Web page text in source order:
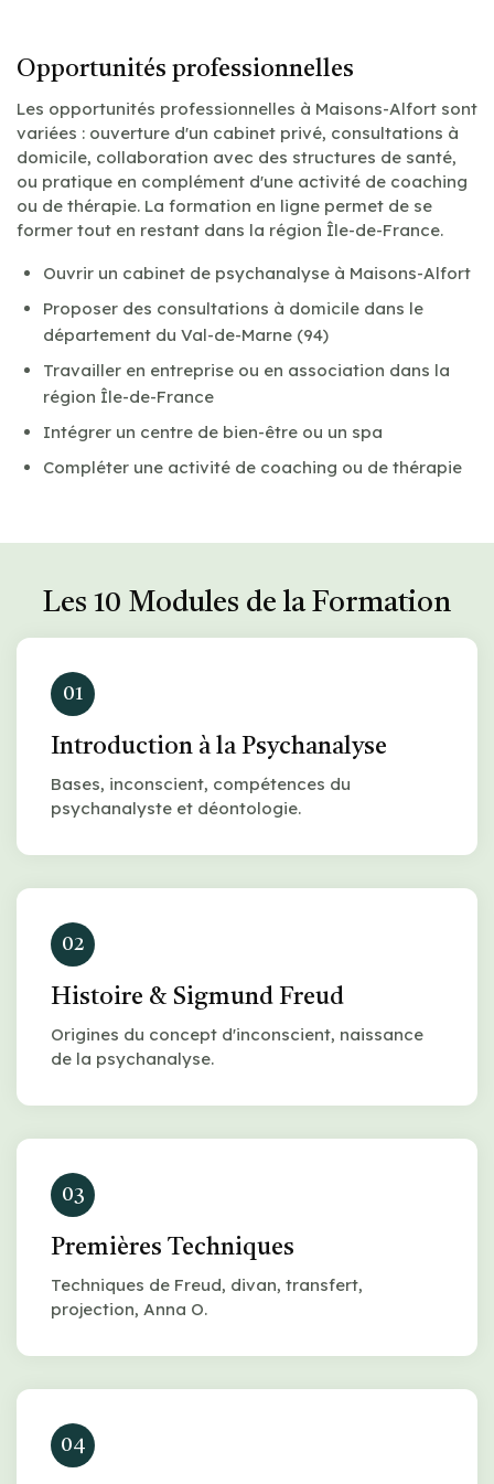
Opportunités professionnelles
Les opportunités professionnelles à Maisons-Alfort sont
variées : ouverture d'un cabinet privé, consultations à
domicile, collaboration avec des structures de santé,
ou pratique en complément d'une activité de coaching
ou de thérapie. La formation en ligne permet de se
former tout en restant dans la région Île-de-France.
Ouvrir un cabinet de psychanalyse à Maisons-Alfort
Proposer des consultations à domicile dans le
département du Val-de-Marne (94)
Travailler en entreprise ou en association dans la
région Île-de-France
Intégrer un centre de bien-être ou un spa
Compléter une activité de coaching ou de thérapie
Les 10 Modules de la Formation
01
Introduction à la Psychanalyse
Bases, inconscient, compétences du
psychanalyste et déontologie.
02
Histoire & Sigmund Freud
Origines du concept d'inconscient, naissance
de la psychanalyse.
03
Premières Techniques
Techniques de Freud, divan, transfert,
projection, Anna O.
04